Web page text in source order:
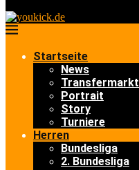
Startseite
News
Transfermarkt
Portrait
Story
Turniere
Herren
Bundesliga
2. Bundesliga